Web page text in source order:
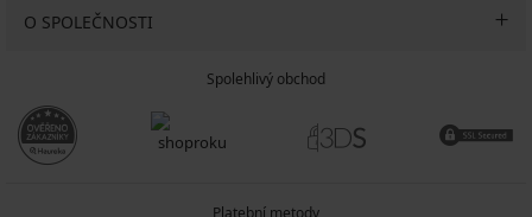
O SPOLEČNOSTI
Spolehlivý obchod
Platební metody